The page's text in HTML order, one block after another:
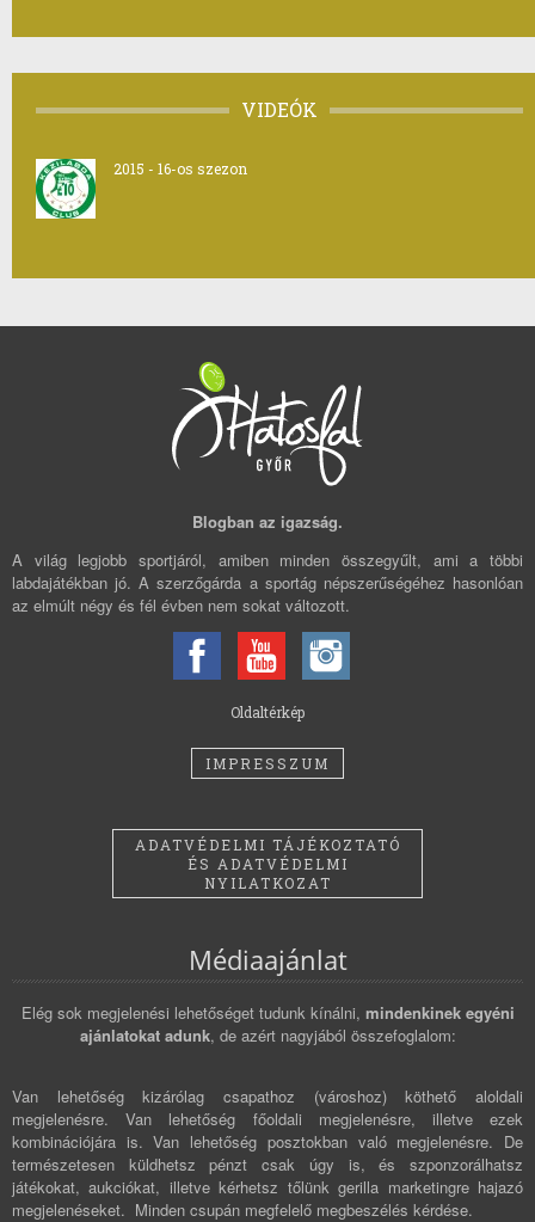
VIDEÓK
2015 - 16-os szezon
Blogban az igazság.
A világ legjobb sportjáról, amiben minden összegyűlt, ami a többi
labdajátékban jó. A szerzőgárda a sportág népszerűségéhez hasonlóan
az elmúlt négy és fél évben nem sokat változott.
Oldaltérkép
IMPRESSZUM
ADATVÉDELMI TÁJÉKOZTATÓ
ÉS ADATVÉDELMI
NYILATKOZAT
Médiaajánlat
Elég sok megjelenési lehetőséget tudunk kínálni, mindenkinek egyéni
ajánlatokat adunk, de azért nagyjából összefoglalom:
Van lehetőség kizárólag csapathoz (városhoz) köthető aloldali
megjelenésre. Van lehetőség főoldali megjelenésre, illetve ezek
kombinációjára is. Van lehetőség posztokban való megjelenésre. De
természetesen küldhetsz pénzt csak úgy is, és szponzorálhatsz
játékokat, aukciókat, illetve kérhetsz tőlünk gerilla marketingre hajazó
megjelenéseket. Minden csupán megfelelő megbeszélés kérdése.